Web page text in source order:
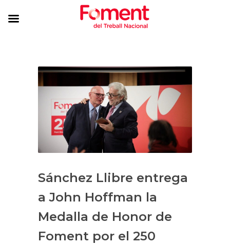
Sánchez Llibre entrega
a John Hoffman la
Medalla de Honor de
Foment por el 250